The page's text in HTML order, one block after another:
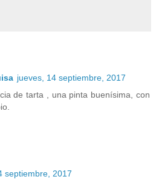
jueves, 14 septiembre, 2017
de tarta , una pinta buenísima, con
septiembre, 2017